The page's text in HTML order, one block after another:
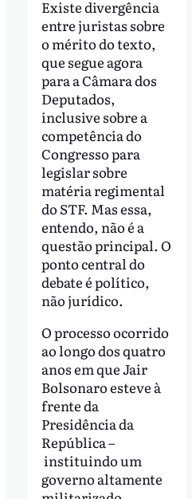
Existe divergência
entre juristas sobre
o mérito do texto,
que segue agora
para a Câmara dos
Deputados,
inclusive sobre a
competência do
Congresso para
legislar sobre
matéria regimental
do STF. Mas essa,
entendo, não é a
questão principal. O
ponto central do
debate é político,
não jurídico.
O processo ocorrido
ao longo dos quatro
anos em que Jair
Bolsonaro esteve à
frente da
Presidência da
República –
instituindo um
governo altamente